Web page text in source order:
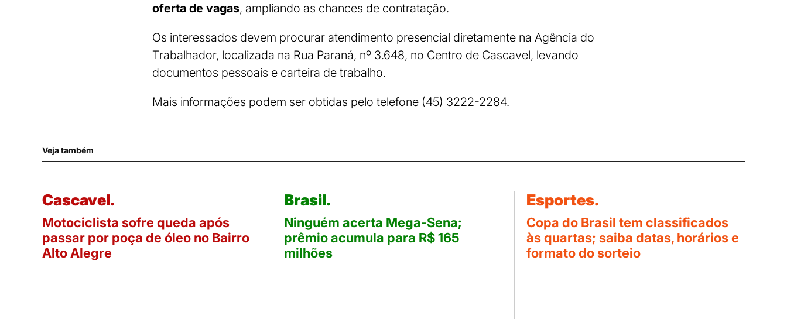
oferta de vagas, ampliando as chances de contratação.
Os interessados devem procurar atendimento presencial diretamente na Agência do
Trabalhador, localizada na Rua Paraná, nº 3.648, no Centro de Cascavel, levando
documentos pessoais e carteira de trabalho.
Mais informações podem ser obtidas pelo telefone (45) 3222-2284.
Veja também
Cascavel.
Motociclista sofre queda após
passar por poça de óleo no Bairro
Alto Alegre
Brasil.
Ninguém acerta Mega-Sena;
prêmio acumula para R$ 165
milhões
Esportes.
Copa do Brasil tem classificados
às quartas; saiba datas, horários e
formato do sorteio